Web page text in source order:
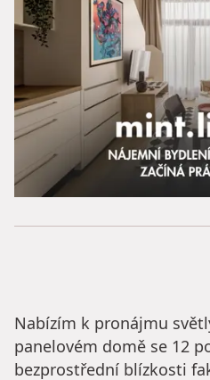
Nabízím k pronájmu
panelovém domě se 12
bezprostřední blízkosti